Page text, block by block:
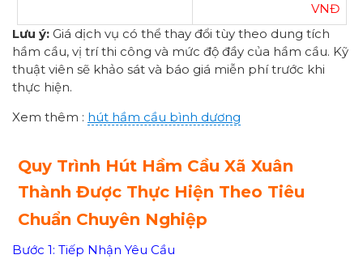
VNĐ
Lưu ý: Giá dịch vụ có thể thay đổi tùy theo dung tích
hầm cầu, vị trí thi công và mức độ đầy của hầm cầu. Kỹ
thuật viên sẽ khảo sát và báo giá miễn phí trước khi
thực hiện.
Xem thêm : hút hầm cầu bình dương
Quy Trình Hút Hầm Cầu Xã Xuân
Thành Được Thực Hiện Theo Tiêu
Chuẩn Chuyên Nghiệp
Bước 1: Tiếp Nhận Yêu Cầu